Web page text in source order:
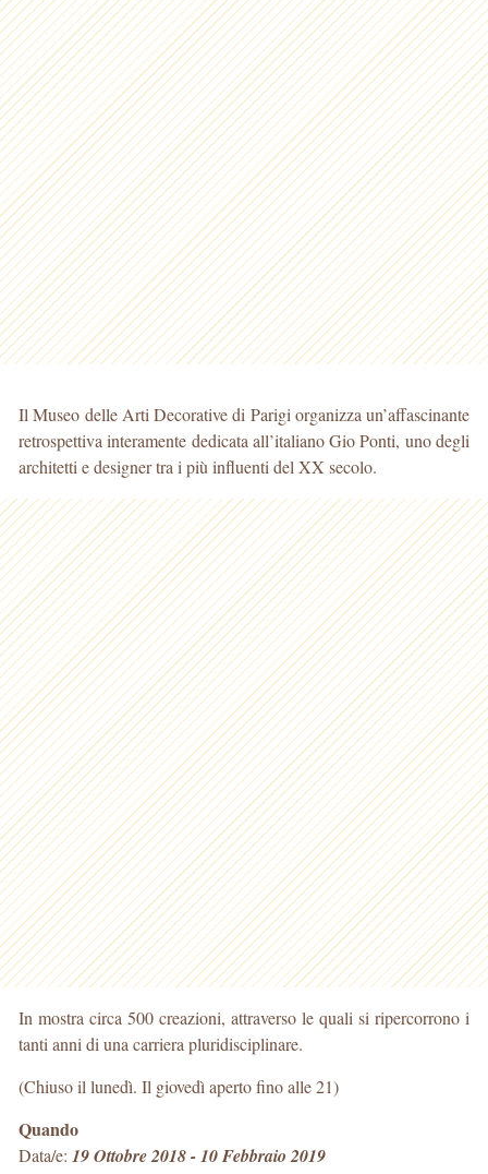
Il Museo delle Arti Decorative di Parigi organizza un’affascinante
retrospettiva interamente dedicata all’italiano Gio Ponti, uno degli
architetti e designer tra i più influenti del XX secolo.
In mostra circa 500 creazioni, attraverso le quali si ripercorrono i
tanti anni di una carriera pluridisciplinare.
(Chiuso il lunedì. Il giovedì aperto fino alle 21)
Quando
Data/e: 19 Ottobre 2018 - 10 Febbraio 2019